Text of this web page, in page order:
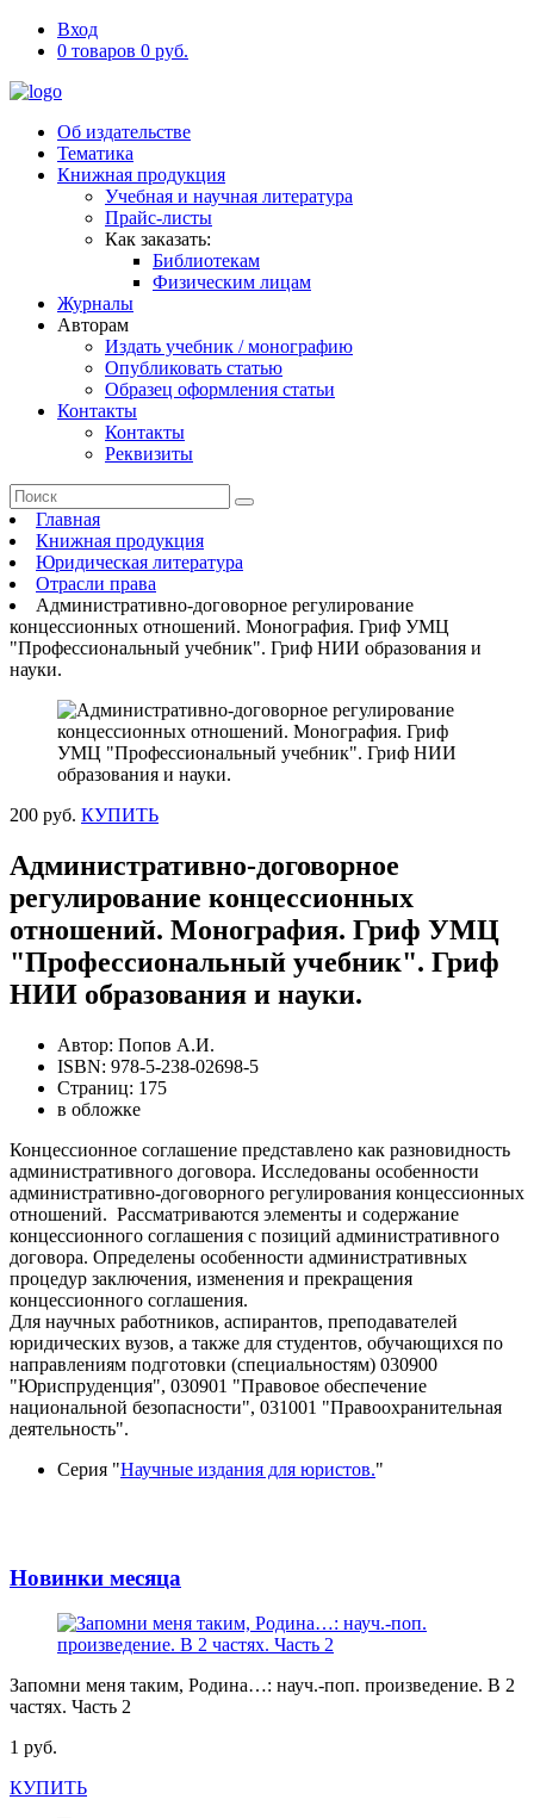
Вход
0 товаров 0 руб.
Об издательстве
Тематика
Книжная продукция
Учебная и научная литература
Прайс-листы
Как заказать:
Библиотекам
Физическим лицам
Журналы
Авторам
Издать учебник / монографию
Опубликовать статью
Образец оформления статьи
Контакты
Контакты
Реквизиты
Главная
Книжная продукция
Юридическая литература
Отрасли права
Административно-договорное регулирование
концессионных отношений. Монография. Гриф УМЦ
"Профессиональный учебник". Гриф НИИ образования и
науки.
200 руб. КУПИТЬ
Административно-договорное
регулирование концессионных
отношений. Монография. Гриф УМЦ
"Профессиональный учебник". Гриф
НИИ образования и науки.
Автор: Попов А.И.
ISBN: 978-5-238-02698-5
Страниц: 175
в обложке
Концессионное соглашение представлено как разновидность
административного договора. Исследованы особенности
административно-договорного регулирования концессионных
отношений. Рассматриваются элементы и содержание
концессионного соглашения с позиций административного
договора. Определены особенности административных
процедур заключения, изменения и прекращения
концессионного соглашения.
Для научных работников, аспирантов, преподавателей
юридических вузов, а также для студентов, обучающихся по
направлениям подготовки (специальностям) 030900
"Юриспруденция", 030901 "Правовое обеспечение
национальной безопасности", 031001 "Правоохранительная
деятельность".
Серия "Научные издания для юристов."
Новинки месяца
Запомни меня таким, Родина…: науч.-поп. произведение. В 2
частях. Часть 2
1 руб.
КУПИТЬ